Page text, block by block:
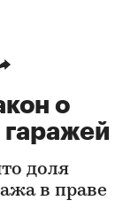
о
гаражей
доля
в праве